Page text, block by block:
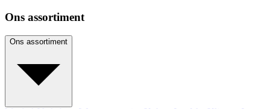
Ons assortiment
Ons assortiment